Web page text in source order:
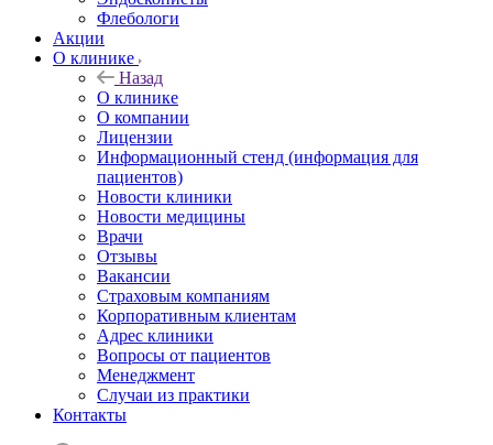
Флебологи
Акции
О клинике
Назад
О клинике
О компании
Лицензии
Информационный стенд (информация для
пациентов)
Новости клиники
Новости медицины
Врачи
Отзывы
Вакансии
Страховым компаниям
Корпоративным клиентам
Адрес клиники
Вопросы от пациентов
Менеджмент
Случаи из практики
Контакты